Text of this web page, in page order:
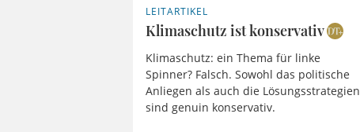
LEITARTIKEL
Klimaschutz ist konservativ
Klimaschutz: ein Thema für linke
Spinner? Falsch. Sowohl das politische
Anliegen als auch die Lösungsstrategien
sind genuin konservativ.